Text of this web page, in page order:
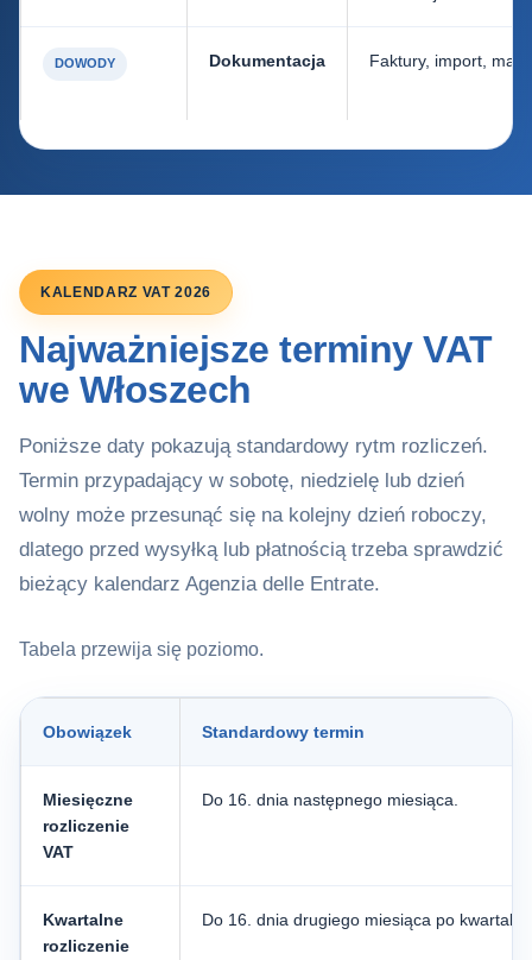
DOWODY Dokumentacja Faktury, import,
KALENDARZ VAT 2026
Najważniejsze terminy VAT
we Włoszech
Poniższe daty pokazują standardowy rytm rozliczeń.
Termin przypadający w sobotę, niedzielę lub dzień
wolny może przesunąć się na kolejny dzień roboczy,
dlatego przed wysyłką lub płatnością trzeba sprawdzić
bieżący kalendarz Agenzia delle Entrate.
Tabela przewija się poziomo.
Obowiązek Standardowy termin
Miesięczne
rozliczenie
VAT
Do 16. dnia następnego miesiąca.
Kwartalne
rozliczenie
Do 16. dnia drugiego miesiąca po kwartale.